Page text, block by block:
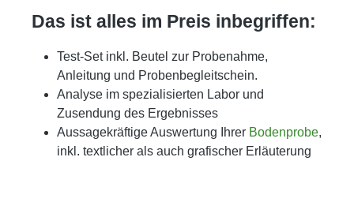
Das ist alles im Preis inbegriffen:
Test-Set inkl. Beutel zur Probenahme,
Anleitung und Probenbegleitschein.
Analyse im spezialisierten Labor und
Zusendung des Ergebnisses
Aussagekräftige Auswertung Ihrer Bodenprobe,
inkl. textlicher als auch grafischer Erläuterung